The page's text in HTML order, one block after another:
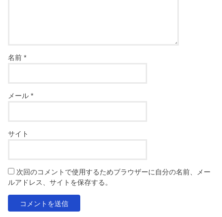
名前*
メール*
サイト
次回のコメントで使用するためブラウザーに自分の名前、メー
ルアドレス、サイトを保存する。